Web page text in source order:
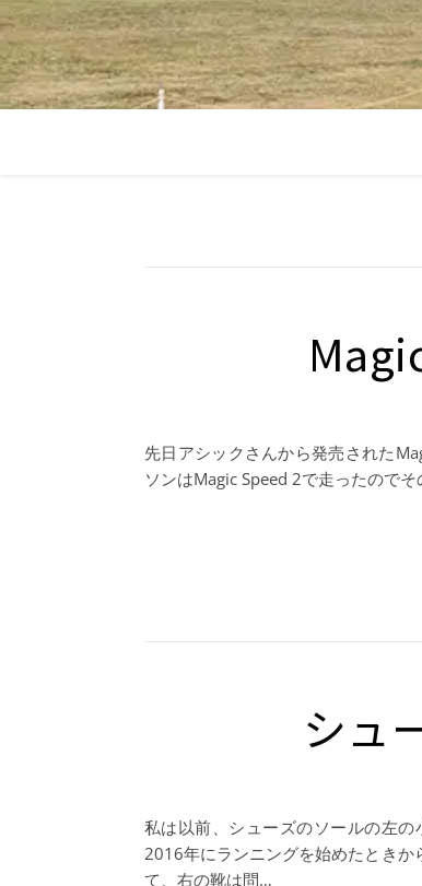
先日アシックさんから発売された
ソンはMagic Speed 2で走ったので
シュ
私は以前、シューズのソールの左の
2016年にランニングを始めたときか
て、右の靴は問…